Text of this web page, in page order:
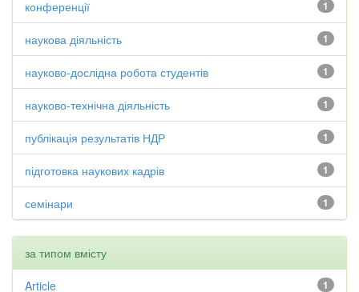
1
конференції
1
наукова діяльність
1
науково-дослідна робота студентів
1
науково-технічна діяльність
1
публікація результатів НДР
1
підготовка наукових кадрів
1
семінари
за типом вмісту
1
Article